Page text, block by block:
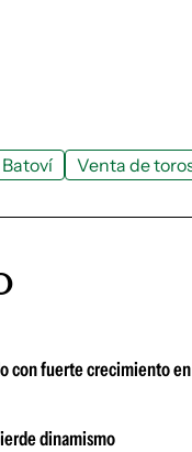
Venta de
con fuerte crecimiento
dinamismo